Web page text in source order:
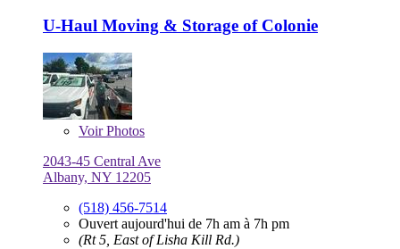
U-Haul Moving & Storage of Colonie
VoirPhotos
2043-45 Central Ave
Albany, NY 12205
(518) 456-7514
Ouvert aujourd'hui de 7h am à 7h pm
(Rt 5, East of Lisha Kill Rd.)